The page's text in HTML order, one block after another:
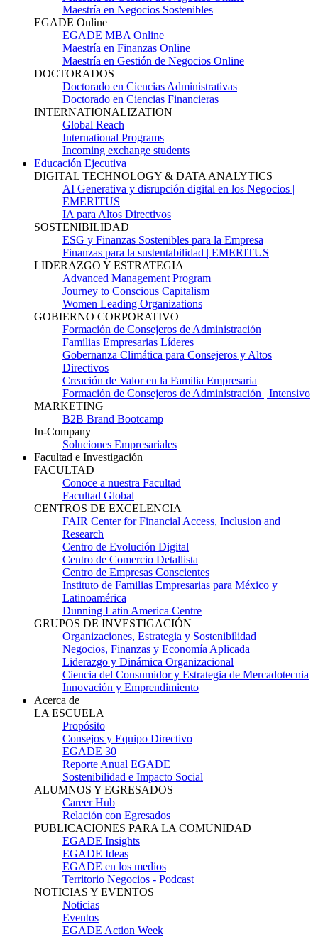
Maestría en Negocios Sostenibles
EGADE Online
EGADE MBA Online
Maestría en Finanzas Online
Maestría en Gestión de Negocios Online
DOCTORADOS
Doctorado en Ciencias Administrativas
Doctorado en Ciencias Financieras
INTERNATIONALIZATION
Global Reach
International Programs
Incoming exchange students
Educación Ejecutiva
DIGITAL TECHNOLOGY & DATA ANALYTICS
AI Generativa y disrupción digital en los Negocios |
EMERITUS
IA para Altos Directivos
SOSTENIBILIDAD
ESG y Finanzas Sostenibles para la Empresa
Finanzas para la sustentabilidad | EMERITUS
LIDERAZGO Y ESTRATEGIA
Advanced Management Program
Journey to Conscious Capitalism
Women Leading Organizations
GOBIERNO CORPORATIVO
Formación de Consejeros de Administración
Familias Empresarias Líderes
Gobernanza Climática para Consejeros y Altos
Directivos
Creación de Valor en la Familia Empresaria
Formación de Consejeros de Administración | Intensivo
MARKETING
B2B Brand Bootcamp
In-Company
Soluciones Empresariales
Facultad e Investigación
FACULTAD
Conoce a nuestra Facultad
Facultad Global
CENTROS DE EXCELENCIA
FAIR Center for Financial Access, Inclusion and
Research
Centro de Evolución Digital
Centro de Comercio Detallista
Centro de Empresas Conscientes
Instituto de Familias Empresarias para México y
Latinoamérica
Dunning Latin America Centre
GRUPOS DE INVESTIGACIÓN
Organizaciones, Estrategia y Sostenibilidad
Negocios, Finanzas y Economía Aplicada
Liderazgo y Dinámica Organizacional
Ciencia del Consumidor y Estrategia de Mercadotecnia
Innovación y Emprendimiento
Acerca de
LA ESCUELA
Propósito
Consejos y Equipo Directivo
EGADE 30
Reporte Anual EGADE
Sostenibilidad e Impacto Social
ALUMNOS Y EGRESADOS
Career Hub
Relación con Egresados
PUBLICACIONES PARA LA COMUNIDAD
EGADE Insights
EGADE Ideas
EGADE en los medios
Territorio Negocios - Podcast
NOTICIAS Y EVENTOS
Noticias
Eventos
EGADE Action Week